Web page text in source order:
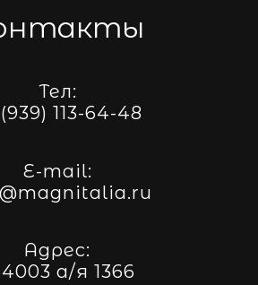
Тел:
113-64-48
E-mail:
Адрес:
а/я 1366